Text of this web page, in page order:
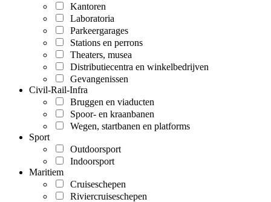
Kantoren
Laboratoria
Parkeergarages
Stations en perrons
Theaters, musea
Distributiecentra en winkelbedrijven
Gevangenissen
Civil-Rail-Infra
Bruggen en viaducten
Spoor- en kraanbanen
Wegen, startbanen en platforms
Sport
Outdoorsport
Indoorsport
Maritiem
Cruiseschepen
Riviercruiseschepen